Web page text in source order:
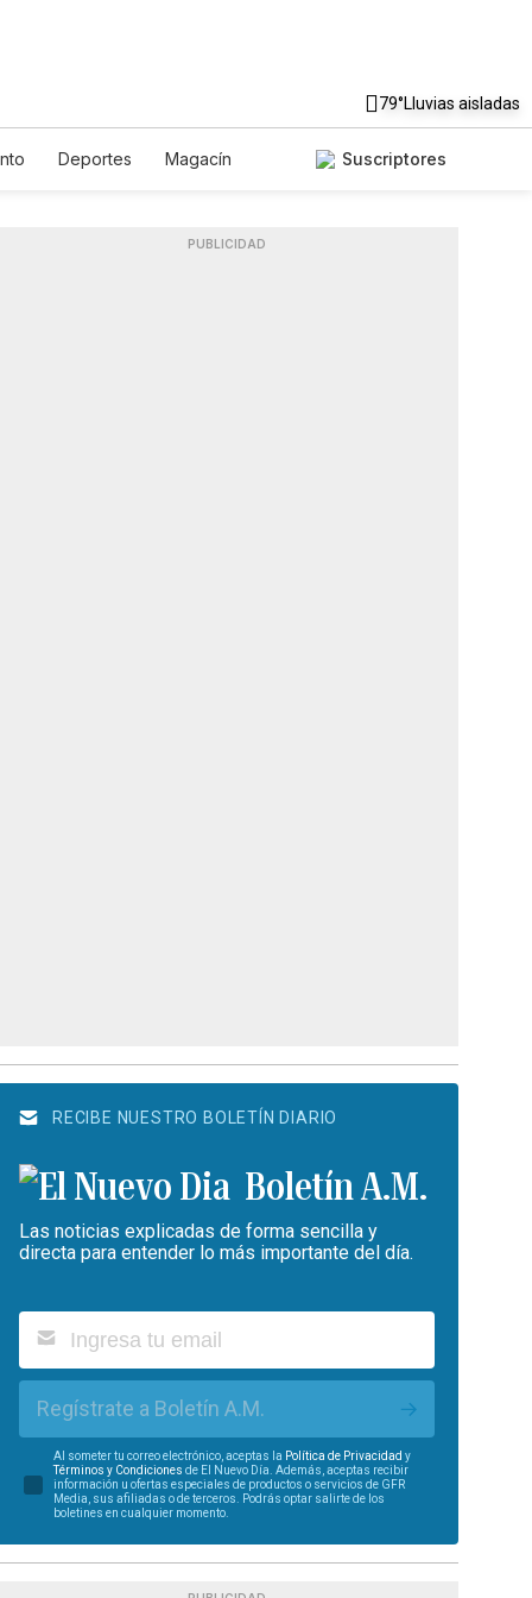
79°Lluvias aisladas
Deportes
Magacín
Suscriptores
PUBLICIDAD
RECIBE NUESTRO BOLETÍN DIARIO
Boletín A.M.
Las noticias explicadas de forma sencilla y
directa para entender lo más importante del día.
Regístrate a Boletín A.M.
Al someter tu correo electrónico, aceptas la Política de Privacidad y
Términos y Condiciones de El Nuevo Día. Además, aceptas recibir
información u ofertas especiales de productos o servicios de GFR
Media, sus afiliadas o de terceros. Podrás optar salirte de los
boletines en cualquier momento.